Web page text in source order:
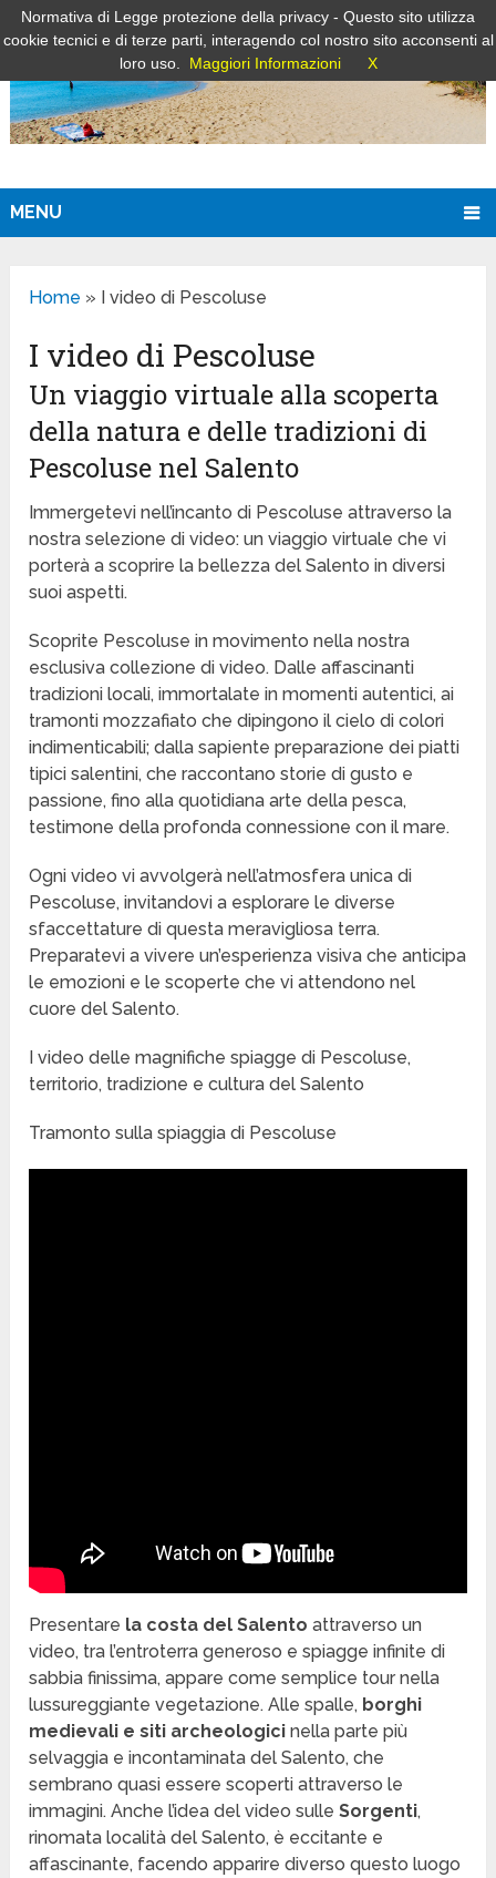
MENU
Home » I video di Pescoluse
I video di Pescoluse
Un viaggio virtuale alla scoperta
della natura e delle tradizioni di
Pescoluse nel Salento
Immergetevi nell’incanto di Pescoluse attraverso la
nostra selezione di video: un viaggio virtuale che vi
porterà a scoprire la bellezza del Salento in diversi
suoi aspetti.
Scoprite Pescoluse in movimento nella nostra
esclusiva collezione di video. Dalle affascinanti
tradizioni locali, immortalate in momenti autentici, ai
tramonti mozzafiato che dipingono il cielo di colori
indimenticabili; dalla sapiente preparazione dei piatti
tipici salentini, che raccontano storie di gusto e
passione, fino alla quotidiana arte della pesca,
testimone della profonda connessione con il mare.
Ogni video vi avvolgerà nell’atmosfera unica di
Pescoluse, invitandovi a esplorare le diverse
sfaccettature di questa meravigliosa terra.
Preparatevi a vivere un’esperienza visiva che anticipa
le emozioni e le scoperte che vi attendono nel
cuore del Salento.
I video delle magnifiche spiagge di Pescoluse,
territorio, tradizione e cultura del Salento
Tramonto sulla spiaggia di Pescoluse
Presentare la costa del Salento attraverso un
video, tra l’entroterra generoso e spiagge infinite di
sabbia finissima, appare come semplice tour nella
lussureggiante vegetazione. Alle spalle, borghi
medievali e siti archeologicinella parte più
selvaggia e incontaminata del Salento, che
sembrano quasi essere scoperti attraverso le
immagini. Anche l’idea del video sulleSorgenti,
rinomata località del Salento, è eccitante e
affascinante, facendo apparire diverso questo luogo
Normativa di Legge protezione della privacy - Questo sito utilizza
cookie tecnici e di terze parti, interagendo col nostro sito acconsenti al
loro uso.
Maggiori Informazioni X